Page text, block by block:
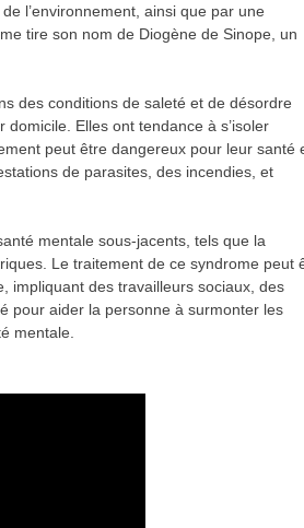
l’environnement, ainsi que par une
tire son nom de Diogène de Sinope, un
des conditions de saleté et de désordre
Elles ont tendance à s’isoler
peut être dangereux pour leur santé
de parasites, des incendies, et
mentale sous-jacents, tels que la
Le traitement de ce syndrome peut
impliquant des travailleurs sociaux, des
pour aider la personne à surmonter les
mentale.